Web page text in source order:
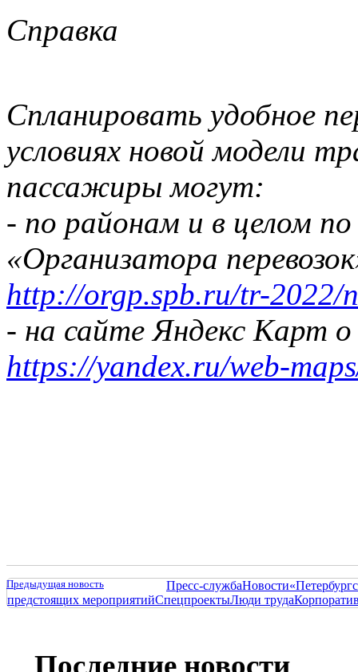
Справка
Спланировать удобное
условиях новой модели
пассажиры могут:
- по районам и в целом
«Организатора
http://orgp.spb.ru/tr-2022/
- на сайте Яндекс Карт
https://yandex.ru/web-
Предыдущая новость Пресс-службаНовости
предстоящих мероприятийСпецпроектыЛюди труда
Последние новости